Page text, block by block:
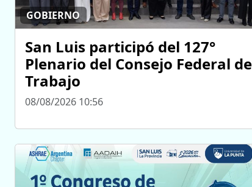
GOBIERNO
San Luis participó del 127°
Plenario del Consejo Federal
Trabajo
08/08/2026 10:56